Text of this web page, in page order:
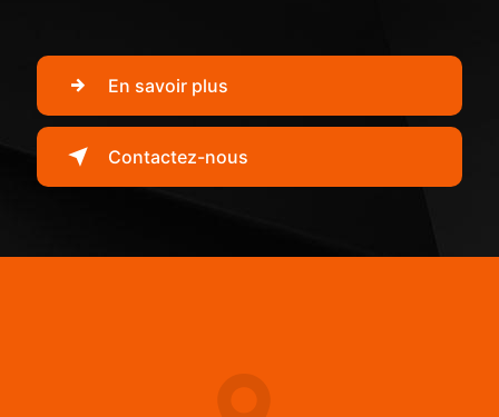
En savoir plus
Contactez-nous